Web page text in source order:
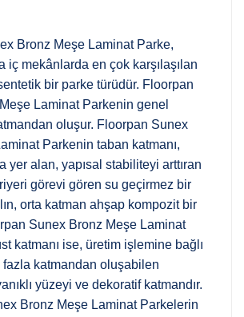
Bronz Meşe Laminat Parke,
iç mekânlarda en çok karşılaşılan
bir parke türüdür. Floorpan
Laminat Parkenin genel
oluşur. Floorpan Sunex
Parkenin taban katmanı,
yer alan, yapısal stabiliteyi arttıran
görevi gören su geçirmez bir
orta katman ahşap kompozit bir
Sunex Bronz Meşe Laminat
katmanı ise, üretim işlemine bağlı
katmandan oluşabilen
yüzeyi ve dekoratif katmandır.
Bronz Meşe Laminat Parkelerin